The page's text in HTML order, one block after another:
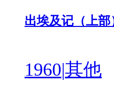
出埃及记（上部
1960|其他